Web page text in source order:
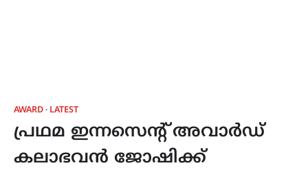
AWARD LATEST
പ്രഥമ ഇന്നസെന്റ് അവാര്‍ഡ്
കലാഭവന്‍ ജോഷിക്ക്